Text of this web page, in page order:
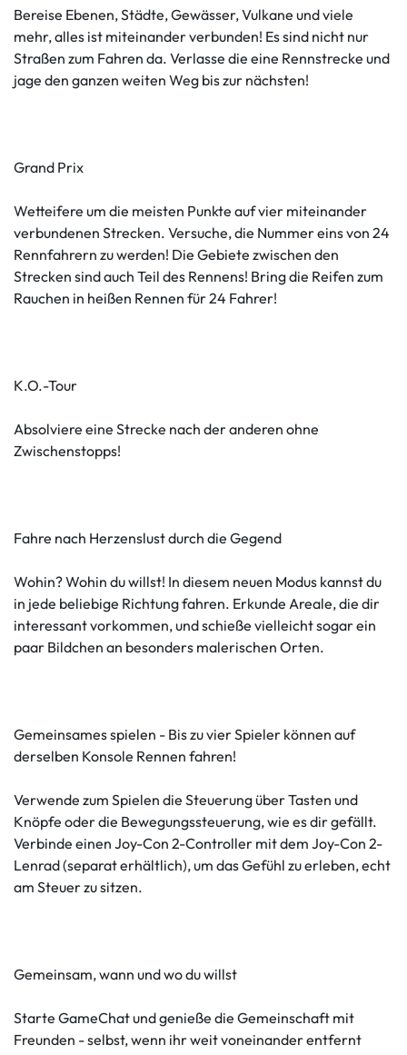
Bereise Ebenen, Städte, Gewässer, Vulkane und viele
mehr, alles ist miteinander verbunden! Es sind nicht nur
Straßen zum Fahren da. Verlasse die eine Rennstrecke und
jage den ganzen weiten Weg bis zur nächsten!
Grand Prix
Wetteifere um die meisten Punkte auf vier miteinander
verbundenen Strecken. Versuche, die Nummer eins von 24
Rennfahrern zu werden! Die Gebiete zwischen den
Strecken sind auch Teil des Rennens! Bring die Reifen zum
Rauchen in heißen Rennen für 24 Fahrer!
K.O.-Tour
Absolviere eine Strecke nach der anderen ohne
Zwischenstopps!
Fahre nach Herzenslust durch die Gegend
Wohin? Wohin du willst! In diesem neuen Modus kannst du
in jede beliebige Richtung fahren. Erkunde Areale, die dir
interessant vorkommen, und schieße vielleicht sogar ein
paar Bildchen an besonders malerischen Orten.
Gemeinsames spielen - Bis zu vier Spieler können auf
derselben Konsole Rennen fahren!
Verwende zum Spielen die Steuerung über Tasten und
Knöpfe oder die Bewegungssteuerung, wie es dir gefällt.
Verbinde einen Joy-Con 2-Controller mit dem Joy-Con 2-
Lenrad (separat erhältlich), um das Gefühl zu erleben, echt
am Steuer zu sitzen.
Gemeinsam, wann und wo du willst
Starte GameChat und genieße die Gemeinschaft mit
Freunden - selbst, wenn ihr weit voneinander entfernt